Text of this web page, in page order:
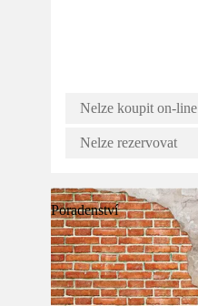
Nelze koupit on-line
Nelze rezervovat
Poradenství